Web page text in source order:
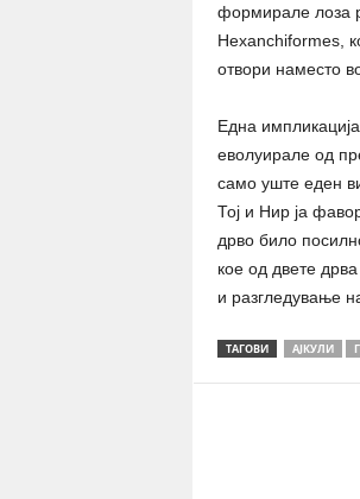
формирале лоза
Hexanchiformes,
отвори наместо
Една
еволуирале од
само уште еден
Тој и Нир ја
дрво било
кое од двете
и разгледување
ТАГОВИ АЈКУЛИ